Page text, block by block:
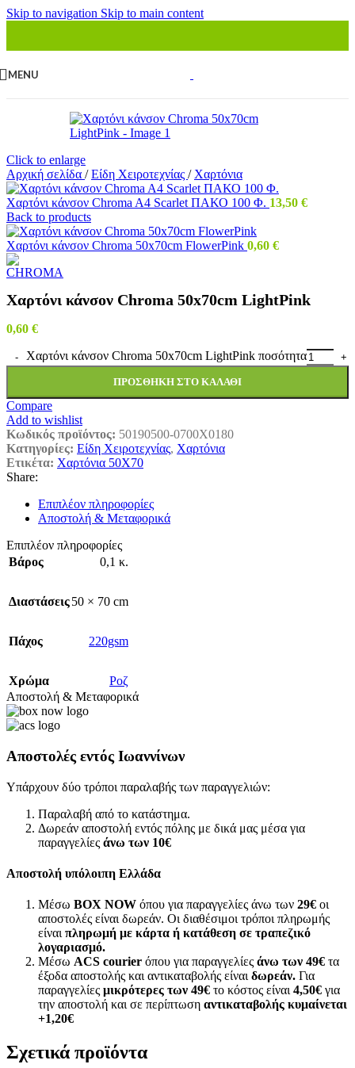
Skip to navigation Skip to main content
MENU
Click to enlarge
Αρχική σελίδα / Είδη Χειροτεχνίας / Χαρτόνια
Χαρτόνι κάνσον Chroma A4 Scarlet ΠΑΚΟ 100 Φ. 13,50 €
Back to products
Χαρτόνι κάνσον Chroma 50x70cm FlowerPink 0,60 €
Χαρτόνι κάνσον Chroma 50x70cm LightPink
0,60 €
Χαρτόνι κάνσον Chroma 50x70cm LightPink ποσότητα
ΠΡΟΣΘΉΚΗ ΣΤΟ ΚΑΛΆΘΙ
Compare
Add to wishlist
Κωδικός προϊόντος: 50190500-0700X0180
Κατηγορίες: Είδη Χειροτεχνίας, Χαρτόνια
Ετικέτα: Χαρτόνια 50Χ70
Share:
Επιπλέον πληροφορίες
Αποστολή & Μεταφορικά
Επιπλέον πληροφορίες
Βάρος
0,1 κ.
Διαστάσεις50 × 70 cm
Πάχος 220gsm
Χρώμα
Ροζ
Αποστολή & Μεταφορικά
Αποστολές εντός Ιωαννίνων
Υπάρχουν δύο τρόποι παραλαβής των παραγγελιών:
Παραλαβή από το κατάστημα.
Δωρεάν αποστολή εντός πόλης με δικά μας μέσα για
παραγγελίες άνω των 10€
Αποστολή υπόλοιπη Ελλάδα
Μέσω BOX NOW όπου για παραγγελίες άνω των 29€ οι
αποστολές είναι δωρεάν. Οι διαθέσιμοι τρόποι πληρωμής
είναι πληρωμή με κάρτα ή κατάθεση σε τραπεζικό
λογαριασμό.
Μέσω ACS courier όπου για παραγγελίες άνω των 49€ τα
έξοδα αποστολής και αντικαταβολής είναι δωρεάν. Για
παραγγελίες μικρότερες των 49€ το κόστος είναι 4,50€ για
την αποστολή και σε περίπτωση αντικαταβολής κυμαίνεται
+1,20€
Σχετικά προϊόντα